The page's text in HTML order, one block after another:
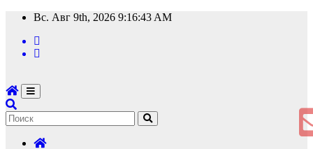
Перейти
содержимому
Вс. Авг 9th, 2026 9:16:43 AM